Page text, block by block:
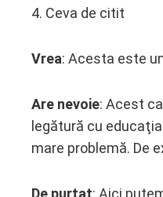
4. Ceva de citit
Vrea: Acesta este
Are nevoie: Acest
legătură cu
mare problemă. De
De purtat: Aici